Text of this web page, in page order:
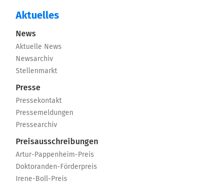
Aktuelles
News
Aktuelle News
Newsarchiv
Stellenmarkt
Presse
Pressekontakt
Pressemeldungen
Pressearchiv
Preisausschreibungen
Artur-Pappenheim-Preis
Doktoranden-Förderpreis
Irene-Boll-Preis